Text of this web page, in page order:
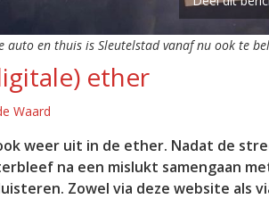
auto en thuis is Sleutelstad vanaf nu ook te
ether
Waard
weer uit in de ether. Nadat de
na een mislukt samengaan
Zowel via deze website als